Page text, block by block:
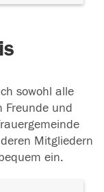
sowohl alle
Freunde und
Mitgliedern
ein.